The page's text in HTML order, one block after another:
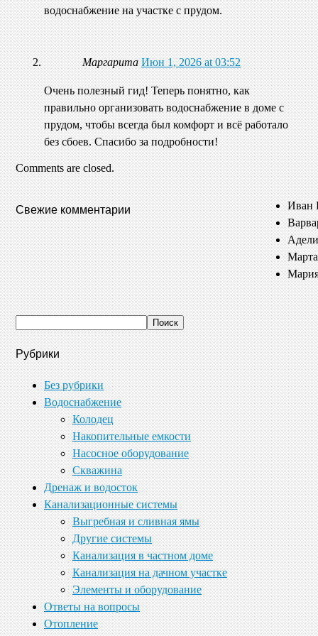
водоснабжение на участке с прудом.
Маргарита Июн 1, 2026 at 03:52
Очень полезный гид! Теперь понятно, как
правильно организовать водоснабжение в доме с
прудом, чтобы всегда был комфорт и всё работало
без сбоев. Спасибо за подробности!
Comments are closed.
Свежие комментарии
Иван
Марта
Рубрики
Без рубрики
Водоснабжение
Колодец
Накопительные емкости
Насосное оборудование
Скважина
Дренаж и водосток
Канализационные системы
Выгребная и сливная ямы
Другие системы
Канализация в частном доме
Канализация на дачном участке
Элементы и оборудование
Ответы на вопросы
Отопление